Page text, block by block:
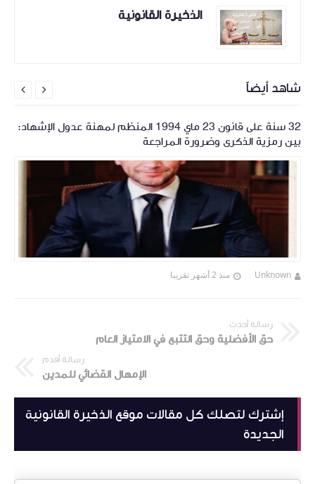
الذخيرة القانونية
شاهد أيضاً
32 سنة على قانون 23 ماي 1994 المنظم لمهنة عدول الإشهاد:
بين رمزية الذكرى وضرورة المراجعة
Unknown منذ 2 أشهر تقريبا


رسالة أحدث
حق الأفضلية وحق التتبع في الامتياز العام
رسالة أقدم
الإمهال القضائي للمدين
إشترك لتصلك كل مقالات موقع الذخيرة القانونية
الجديدة